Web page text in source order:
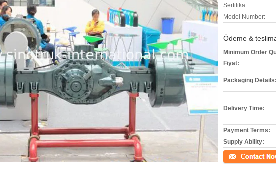
Sertifika:
Model Number:
Ödeme &
Minimum Order
Fiyat:
Packaging Details:
Delivery Time:
Payment Terms:
Supply Ability:
İletişim